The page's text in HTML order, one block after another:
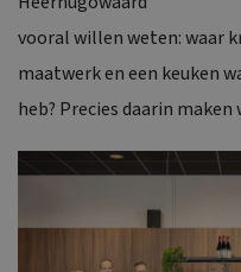
vooral willen weten: waar
maatwerk en een keuken
heb? Precies daarin